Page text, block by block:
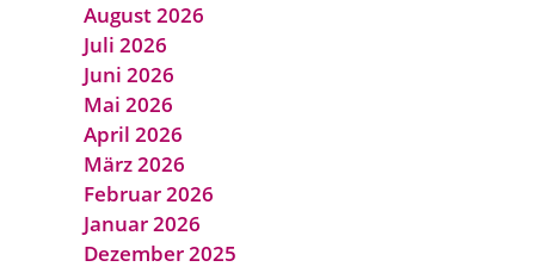
August 2026
Juli 2026
Juni 2026
Mai 2026
April 2026
März 2026
Februar 2026
Januar 2026
Dezember 2025